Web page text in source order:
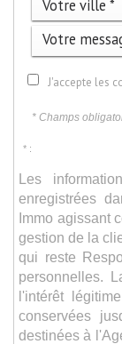
J'accepte les
* Champs
* :
Les
enregistrées
Immo agissant
gestion de la
qui reste
personnelles.
l'intérêt
conservées
destinées à